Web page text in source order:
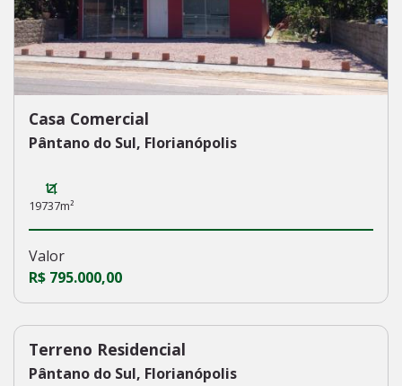
Casa Comercial
Pântano do Sul, Florianópolis
19737m²
Valor
R$ 795.000,00
154
Terreno Residencial
Pântano do Sul, Florianópolis